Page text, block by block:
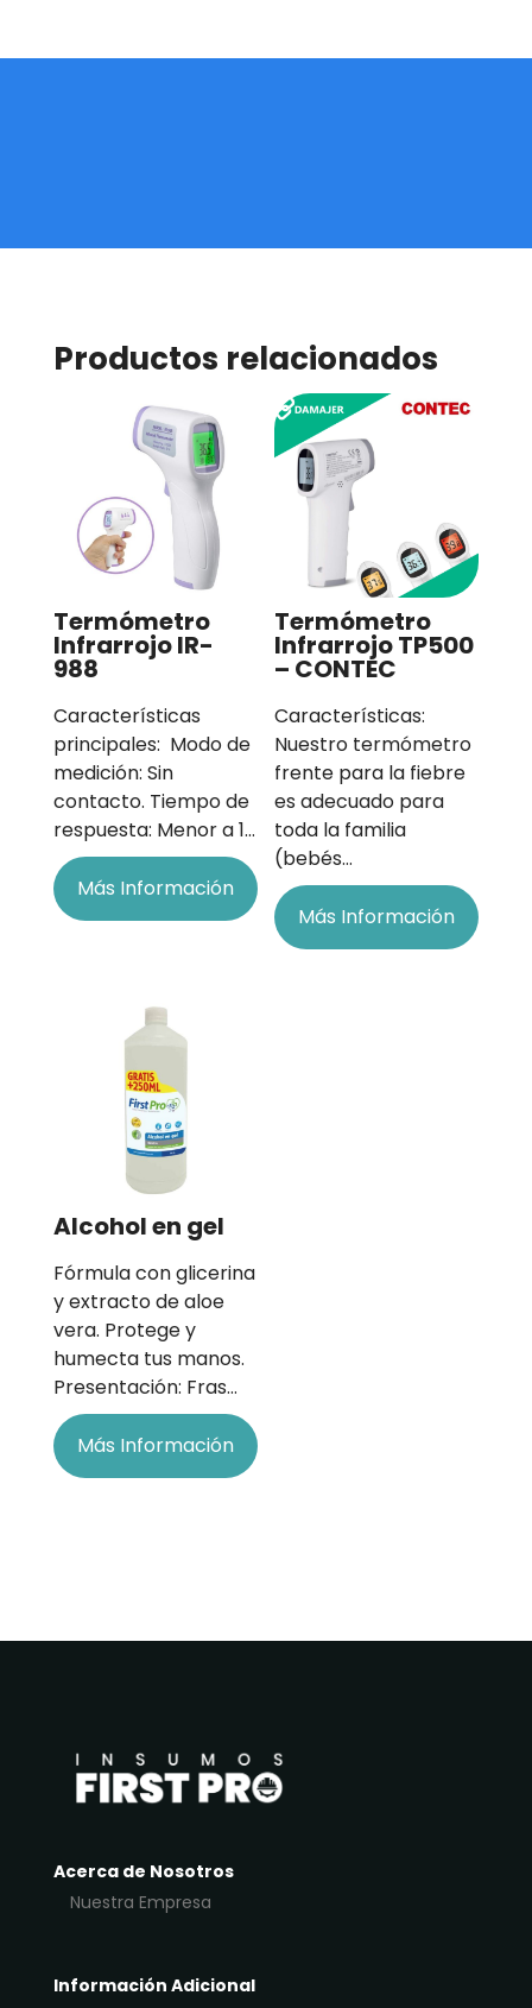
Productos relacionados
Termómetro
Infrarrojo IR-
988
Características
principales: Modo de
medición: Sin
contacto. Tiempo de
respuesta: Menor a 1…
Más Información
Termómetro
Infrarrojo TP500
– CONTEC
Características:
Nuestro termómetro
frente para la fiebre
es adecuado para
toda la familia
(bebés…
Más Información
Alcohol en gel
Fórmula con glicerina
y extracto de aloe
vera. Protege y
humecta tus manos.
Presentación: Fras…
Más Información
Acerca de Nosotros
Nuestra Empresa
Información Adicional